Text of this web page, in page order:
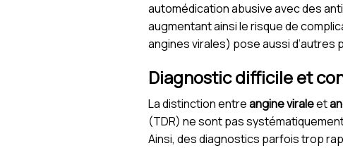
automédication abusive avec des
augmentant ainsi le risque de
angines virales) pose aussi d’autres
Diagnostic difficile et
La distinction entreangine viraleet
(TDR) ne sont pas
Ainsi, des diagnostics parfois trop